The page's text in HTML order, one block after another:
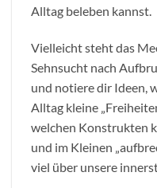
Alltag beleben kannst.
Vielleicht steht das
Sehnsucht nach
und notiere dir Ideen,
Alltag kleine
welchen Konstrukten
und im Kleinen
viel über unsere